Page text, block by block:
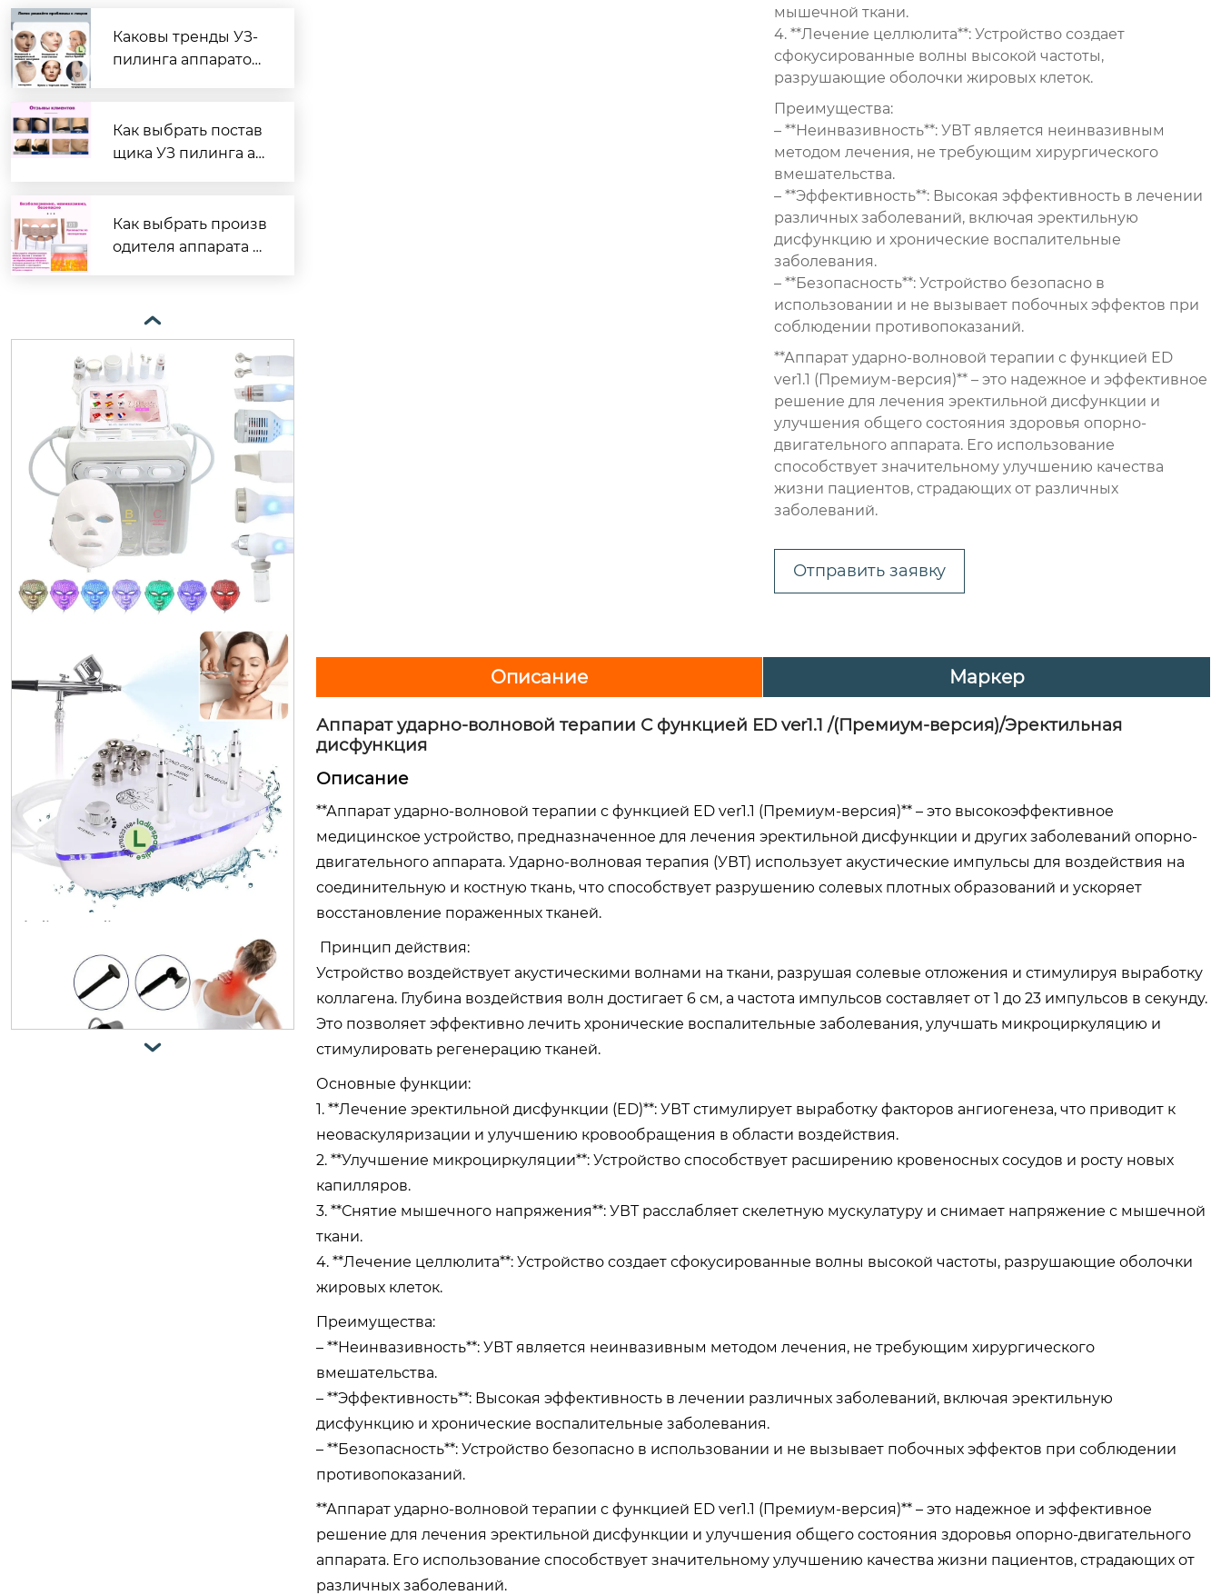
Каковы тренды УЗ-
пилинга аппаратов
Как выбрать постав
щика УЗ пилинга ап
Как выбрать произв
одителя аппарата у

оборудование для электромассаж
ера пальцев и кистей рук снимаю
т усталость и боль zm-702h
косметологический аппарат гидр
опилинга h2 o2 7 в 1 c led маска

мышечной ткани.
4. **Лечение целлюлита**: Устройство создает
сфокусированные волны высокой частоты,
разрушающие оболочки жировых клеток.
Преимущества:
– **Неинвазивность**: УВТ является неинвазивным
методом лечения, не требующим хирургического
вмешательства.
– **Эффективность**: Высокая эффективность в лечении
различных заболеваний, включая эректильную
дисфункцию и хронические воспалительные
заболевания.
– **Безопасность**: Устройство безопасно в
использовании и не вызывает побочных эффектов при
соблюдении противопоказаний.
**Аппарат ударно-волновой терапии с функцией ED
ver1.1 (Премиум-версия)** – это надежное и эффективное
решение для лечения эректильной дисфункции и
улучшения общего состояния здоровья опорно-
двигательного аппарата. Его использование
способствует значительному улучшению качества
жизни пациентов, страдающих от различных
заболеваний.
Отправить заявку
Описание Маркер
Аппарат ударно-волновой терапии С функцией EDver1.1 /(Премиум-версия)/Эректильная
дисфункция
Описание
**Аппарат ударно-волновой терапии с функцией ED ver1.1 (Премиум-версия)** – это высокоэффективное
медицинское устройство, предназначенное для лечения эректильной дисфункции и других заболеваний опорно-
двигательного аппарата. Ударно-волновая терапия (УВТ) использует акустические импульсы для воздействия на
соединительную и костную ткань, что способствует разрушению солевых плотных образований и ускоряет
восстановление пораженных тканей.
Принцип действия:
Устройство воздействует акустическими волнами на ткани, разрушая солевые отложения и стимулируя выработку
коллагена. Глубина воздействия волн достигает 6 см, а частота импульсов составляет от 1 до 23 импульсов в секунду.
Это позволяет эффективно лечить хронические воспалительные заболевания, улучшать микроциркуляцию и
стимулировать регенерацию тканей.
Основные функции:
1. **Лечение эректильной дисфункции (ED)**: УВТ стимулирует выработку факторов ангиогенеза, что приводит к
неоваскуляризации и улучшению кровообращения в области воздействия.
2. **Улучшение микроциркуляции**: Устройство способствует расширению кровеносных сосудов и росту новых
капилляров.
3. **Снятие мышечного напряжения**: УВТ расслабляет скелетную мускулатуру и снимает напряжение с мышечной
ткани.
4. **Лечение целлюлита**: Устройство создает сфокусированные волны высокой частоты, разрушающие оболочки
жировых клеток.
Преимущества:
– **Неинвазивность**: УВТ является неинвазивным методом лечения, не требующим хирургического
вмешательства.
– **Эффективность**: Высокая эффективность в лечении различных заболеваний, включая эректильную
дисфункцию и хронические воспалительные заболевания.
– **Безопасность**: Устройство безопасно в использовании и не вызывает побочных эффектов при соблюдении
противопоказаний.
**Аппарат ударно-волновой терапии с функцией ED ver1.1 (Премиум-версия)** – это надежное и эффективное
решение для лечения эректильной дисфункции и улучшения общего состояния здоровья опорно-двигательного
аппарата. Его использование способствует значительному улучшению качества жизни пациентов, страдающих от
различных заболеваний.